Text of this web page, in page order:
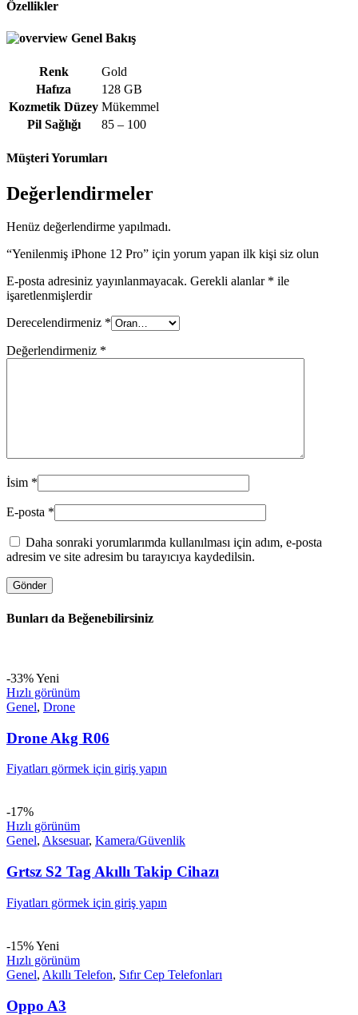
Özellikler
Genel Bakış
Renk
Gold
Hafıza
128 GB
Kozmetik Düzey Mükemmel
Pil Sağlığı
85 – 100
Müşteri Yorumları
Değerlendirmeler
Henüz değerlendirme yapılmadı.
“Yenilenmiş iPhone 12 Pro” için yorum yapan ilk kişi siz olun
E-posta adresiniz yayınlanmayacak. Gerekli alanlar * ile
işaretlenmişlerdir
Derecelendirmeniz *
Değerlendirmeniz *
İsim *
E-posta *
Daha sonraki yorumlarımda kullanılması için adım, e-posta
adresim ve site adresim bu tarayıcıya kaydedilsin.
Bunları da Beğenebilirsiniz
-33%Yeni
Hızlı görünüm
Genel, Drone
Drone Akg R06
Fiyatları görmek için giriş yapın
-17%
Hızlı görünüm
Genel, Aksesuar, Kamera/Güvenlik
Grtsz S2 Tag Akıllı Takip Cihazı
Fiyatları görmek için giriş yapın
-15%Yeni
Hızlı görünüm
Genel, Akıllı Telefon, Sıfır Cep Telefonları
Oppo A3